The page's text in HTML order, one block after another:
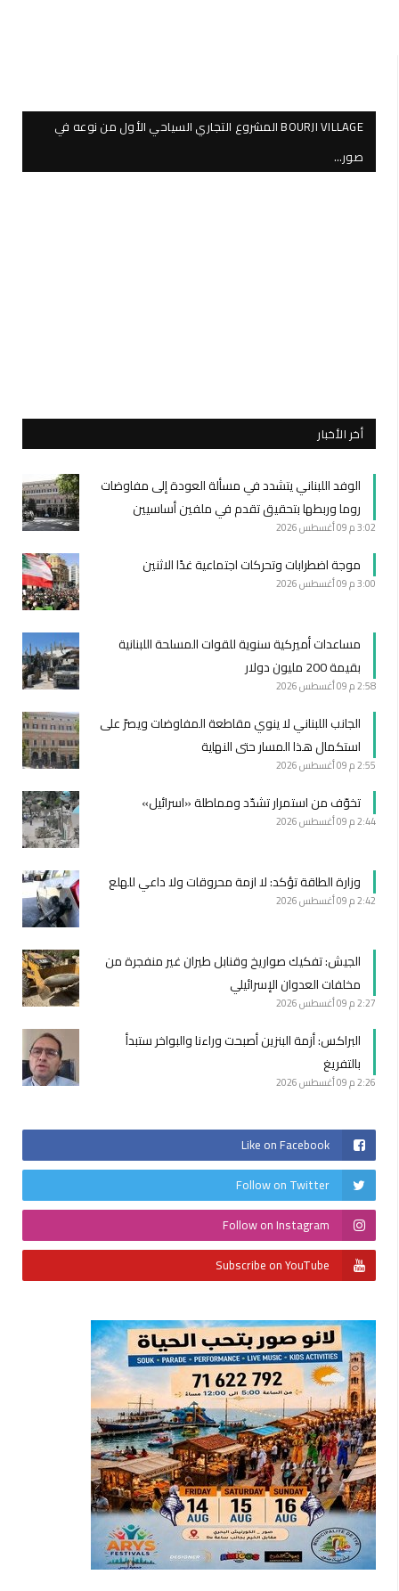
BOURJI VILLAGE المشروع التجاري السياحي الأول من نوعه في
صور…
أخر الأخبار
الوفد اللبناني يتشدد في مسألة العودة إلى مفاوضات
روما وربطها بتحقيق تقدم في ملفين أساسيين
3:02 م 09 أغسطس 2026
موجة اضطرابات وتحركات اجتماعية غدًا الاثنين
3:00 م 09 أغسطس 2026
مساعدات أميركية سنوية للقوات المسلحة اللبنانية
بقيمة 200 مليون دولار
2:58 م 09 أغسطس 2026
الجانب اللبناني لا ينوي مقاطعة المفاوضات ويصرّ على
استكمال هذا المسار حتى النهاية
2:55 م 09 أغسطس 2026
تخوّف من استمرار تشدّد ومماطلة «اسرائيل»
2:44 م 09 أغسطس 2026
وزارة الطاقة تؤكد: لا ازمة محروقات ولا داعي للهلع
2:42 م 09 أغسطس 2026
الجيش: تفكيك صواريخ وقنابل طيران غير منفجرة من
مخلفات العدوان الإسرائيلي
2:27 م 09 أغسطس 2026
البراكس: أزمة البنزين أصبحت وراءنا والبواخر ستبدأ
بالتفريغ
2:26 م 09 أغسطس 2026
Like on Facebook
Follow on Twitter
Follow on Instagram
Subscribe on YouTube